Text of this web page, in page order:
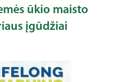
ūkio maisto
įgūdžiai